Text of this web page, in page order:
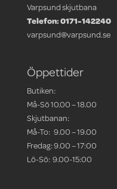
Varpsund skjutbana
Telefon: 0171-142240
varpsund@varpsund.se
Öppettider
Butiken:
Må-Sö 10.00 – 18.00
Skjutbanan:
Må-To: 9.00 – 19.00
Fredag: 9.00 – 17:00
Lö-Sö: 9.00-15:00